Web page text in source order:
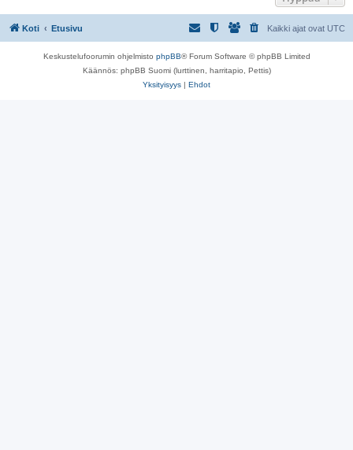
Koti Etusivu Kaikki ajat ovat UTC
Keskustelufoorumin ohjelmisto phpBB® Forum Software © phpBB Limited
Käännös: phpBB Suomi (lurttinen, harritapio, Pettis)
Yksityisyys | Ehdot